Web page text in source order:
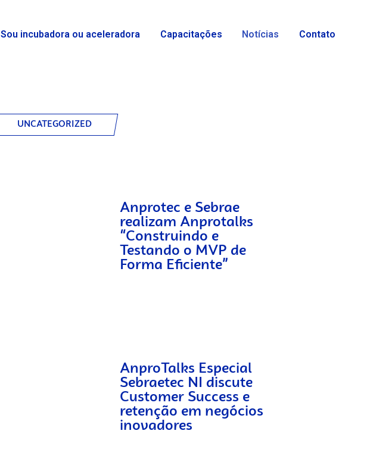
Sou incubadora ou aceleradora Capacitações Notícias Contato
UNCATEGORIZED
Anprotec e Sebrae
realizam Anprotalks
“Construindo e
Testando o MVP de
Forma Eficiente”
AnproTalks Especial
Sebraetec NI discute
Customer Success e
retenção em negócios
inovadores